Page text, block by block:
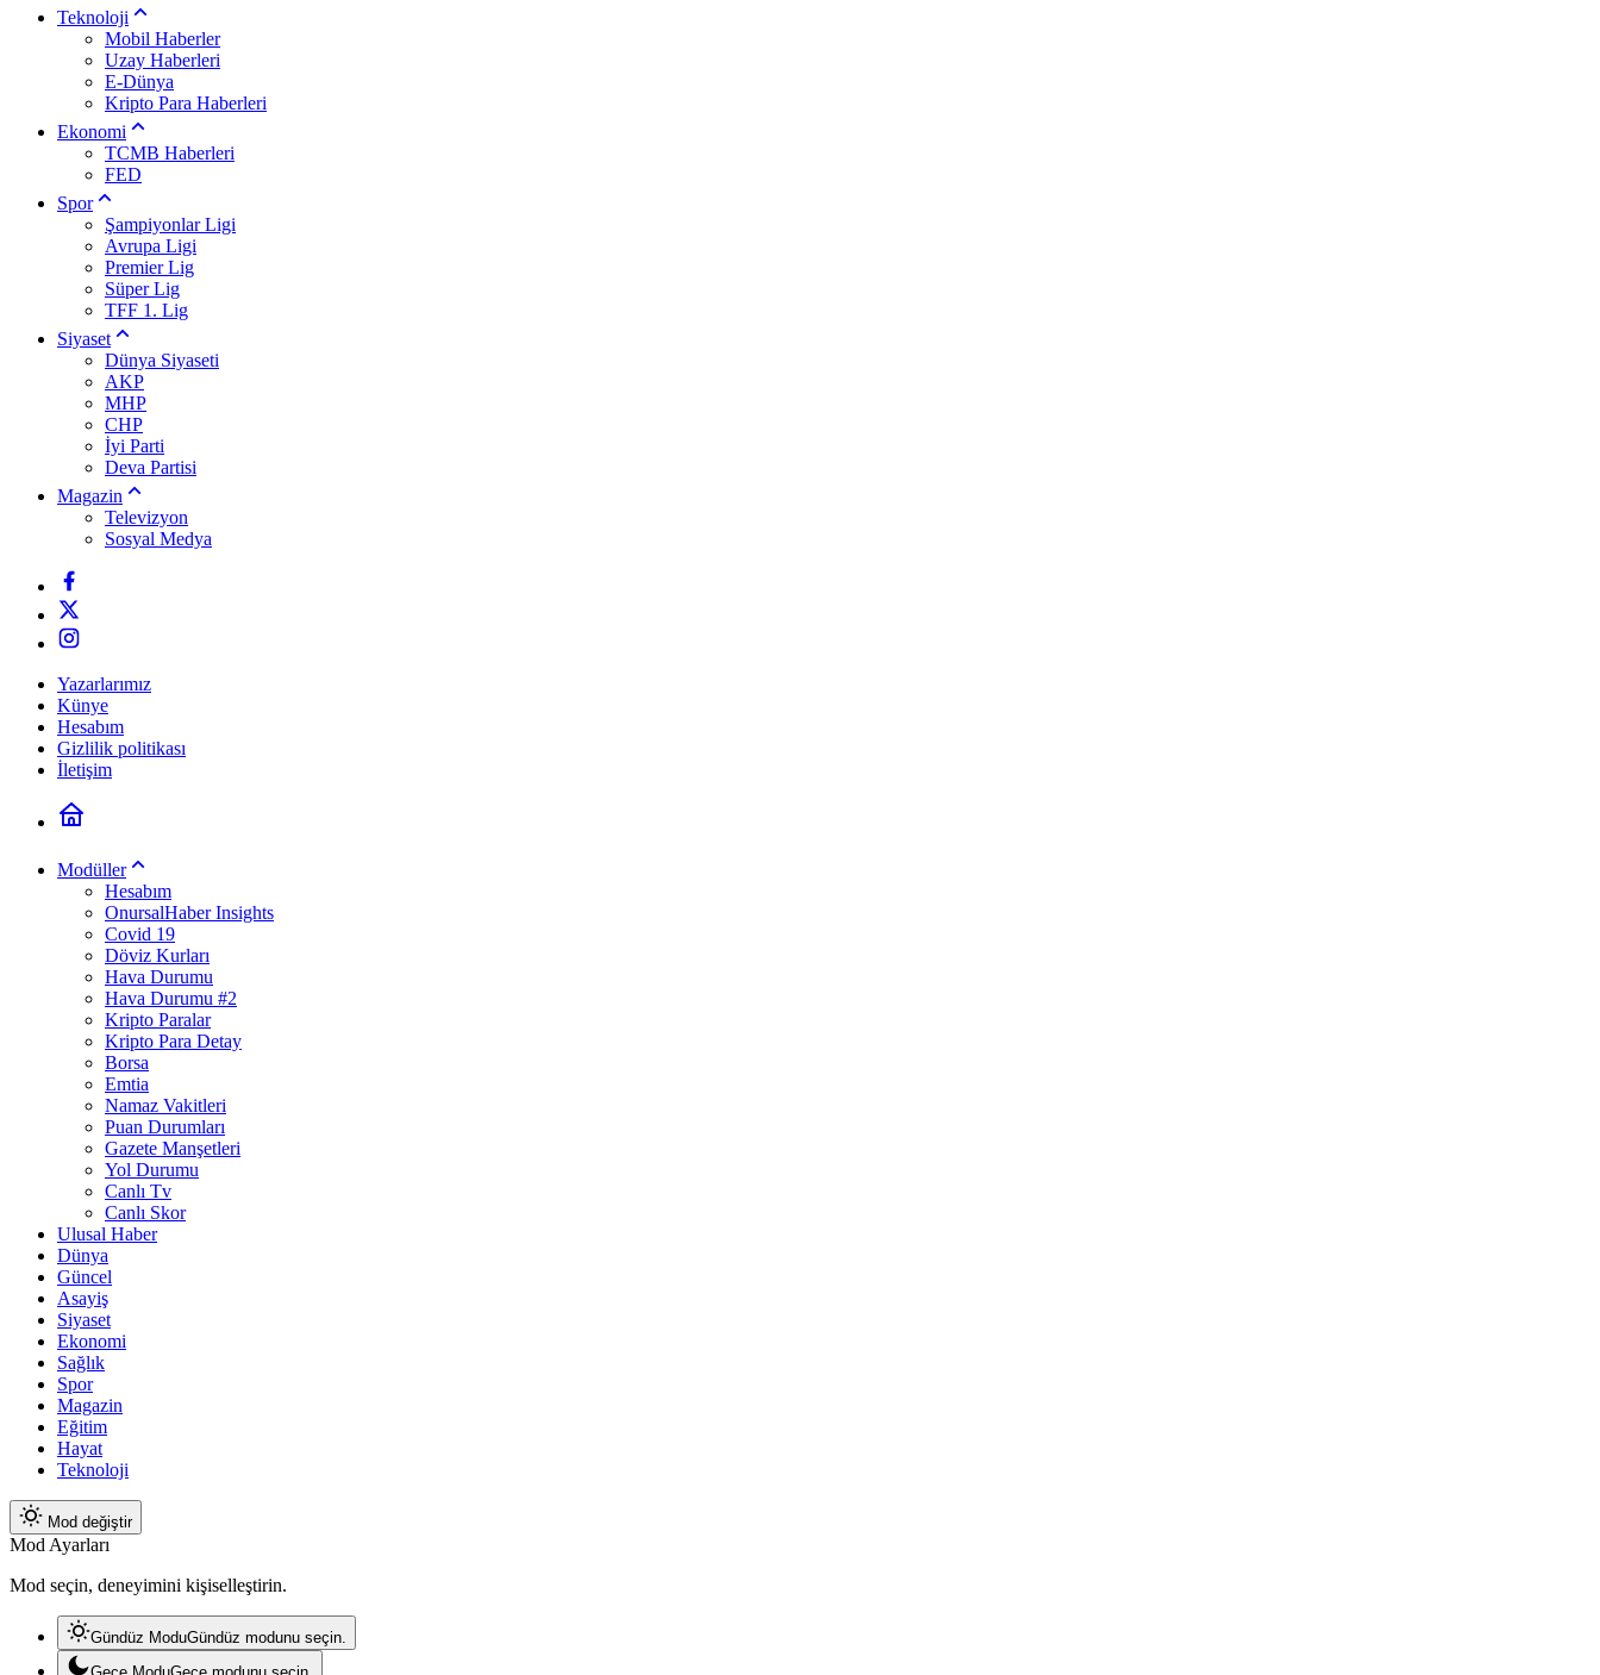
Teknoloji
Mobil Haberler
Uzay Haberleri
E-Dünya
Kripto Para Haberleri
Ekonomi
TCMB Haberleri
FED
Spor
Şampiyonlar Ligi
Avrupa Ligi
Premier Lig
Süper Lig
TFF 1. Lig
Siyaset
Dünya Siyaseti
AKP
MHP
CHP
İyi Parti
Deva Partisi
Magazin
Televizyon
Sosyal Medya
Yazarlarımız
Künye
Hesabım
Gizlilik politikası
İletişim
Modüller
Hesabım
OnursalHaber Insights
Covid 19
Döviz Kurları
Hava Durumu
Hava Durumu #2
Kripto Paralar
Kripto Para Detay
Borsa
Emtia
Namaz Vakitleri
Puan Durumları
Gazete Manşetleri
Yol Durumu
Canlı Tv
Canlı Skor
Ulusal Haber
Dünya
Güncel
Asayiş
Siyaset
Ekonomi
Sağlık
Spor
Magazin
Eğitim
Hayat
Teknoloji
Mod değiştir
Mod Ayarları
Mod seçin, deneyimini kişiselleştirin.
Gündüz ModuGündüz modunu seçin.